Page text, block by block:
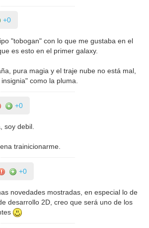
+0
"tobogan" con lo que me gustaba en el
es esto en el primer galaxy.
pura magia y el traje nube no está mal,
como la pluma.
+0
soy debil.
trainicionarme.
+0
novedades mostradas, en especial lo de
desarrollo 2D, creo que será uno de los